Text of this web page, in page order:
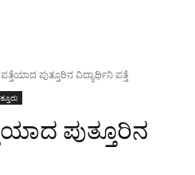
ಪುತ್ತೂರಿನ ವಿದ್ಯಾರ್ಥಿನಿ ಪತ್ತೆ
ಪುತ್ತೂರಿನ